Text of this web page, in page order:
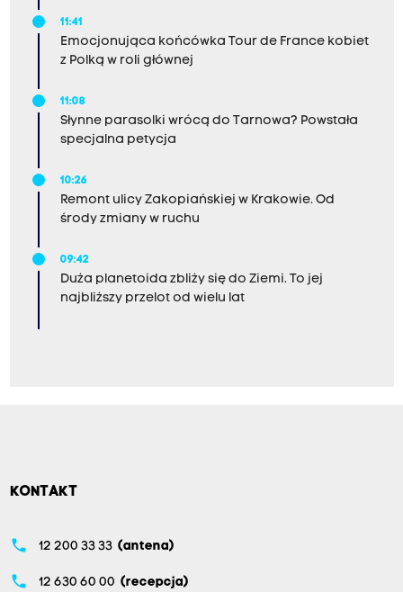
11:41
Emocjonująca końcówka Tour de France kobiet
z Polką w roli głównej
11:08
Słynne parasolki wrócą do Tarnowa? Powstała
specjalna petycja
10:26
Remont ulicy Zakopiańskiej w Krakowie. Od
środy zmiany w ruchu
09:42
Duża planetoida zbliży się do Ziemi. To jej
najbliższy przelot od wielu lat
KONTAKT
phone 12 200 33 33 (antena)
phone 12 630 60 00 (recepcja)